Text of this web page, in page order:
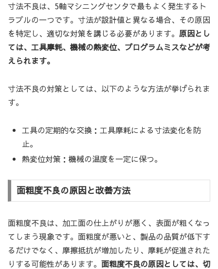
寸法不良は、5軸マシニングセンタで最もよく発生するト
ラブルの一つです。寸法が設計値と異なる場合、その原因
を特定し、適切な対策を講じる必要があります。 原因とし
ては、工具摩耗、機械の熱変位、プログラムミスなどが考
えられます。
寸法不良の対策としては、以下のような方法が挙げられま
す。
工具の定期的な交換：工具摩耗による寸法変化を防
止。
熱変位対策：機械の温度を一定に保つ。
面粗度不良の原因と改善方法
面粗度不良は、加工面の仕上がりが悪く、表面が粗くなっ
てしまう現象です。面粗度が悪いと、製品の品質が低下す
るだけでなく、摩擦抵抗が増加したり、摩耗が促進された
りする可能性があります。 面粗度不良の原因としては、切